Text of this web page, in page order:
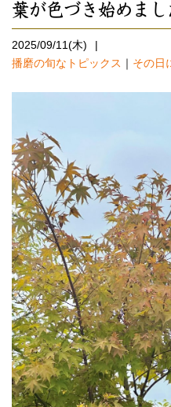
葉が色づき始めまし
2025/09/11(木)
播磨の旬なトピックス ｜ その日